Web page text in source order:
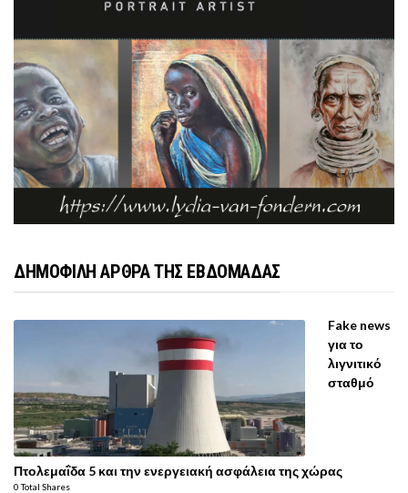
ΔΗΜΟΦΙΛΗ ΑΡΘΡΑ ΤΗΣ ΕΒΔΟΜΑΔΑΣ
Fake news
για το
λιγνιτικό
σταθμό
Πτολεμαΐδα 5 και την ενεργειακή ασφάλεια της χώρας
0 Total Shares